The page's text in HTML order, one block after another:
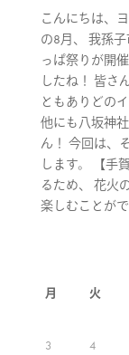
こんにちは、
の8月、 我孫
っぱ祭りが開
したね！ 皆さ
ともありどの
他にも八坂神
ん！ 今回は、
します。 【手
るため、 花火
楽しむことが
月 火
3
4